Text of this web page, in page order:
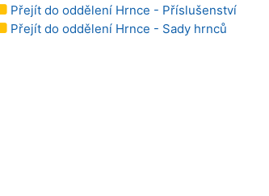
Přejít do oddělení Hrnce - Příslušenství
Přejít do oddělení Hrnce - Sady hrnců